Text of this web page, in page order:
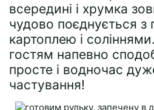
всередині і хрумка
чудово поєднується з
картоплею і
гостям напевно
просте і водночас
частування!